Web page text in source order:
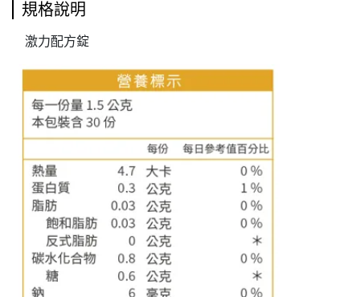
規格說明
激力配方錠